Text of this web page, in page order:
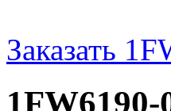
Заказать